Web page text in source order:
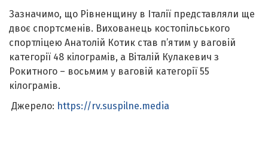
Зазначимо, що Рівненщину в Італії представляли ще
двоє спортсменів. Вихованець костопільського
спортліцею Анатолій Котик став п’ятим у ваговій
категорії 48 кілограмів, а Віталій Кулакевич з
Рокитного – восьмим у ваговій категорії 55
кілограмів.
Джерело: https://rv.suspilne.media